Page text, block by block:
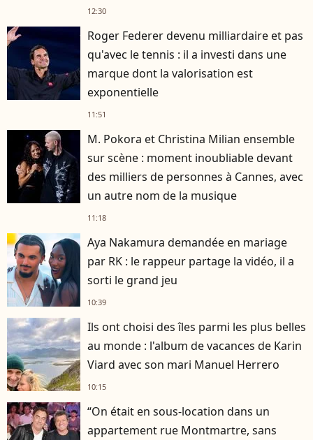
12:30
Roger Federer devenu milliardaire et pas
qu'avec le tennis : il a investi dans une
marque dont la valorisation est
exponentielle
11:51
M. Pokora et Christina Milian ensemble
sur scène : moment inoubliable devant
des milliers de personnes à Cannes, avec
un autre nom de la musique
11:18
Aya Nakamura demandée en mariage
par RK : le rappeur partage la vidéo, il a
sorti le grand jeu
10:39
Ils ont choisi des îles parmi les plus belles
au monde : l'album de vacances de Karin
Viard avec son mari Manuel Herrero
10:15
“On était en sous-location dans un
appartement rue Montmartre, sans